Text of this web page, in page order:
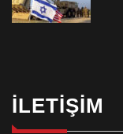
İLETIŞIM